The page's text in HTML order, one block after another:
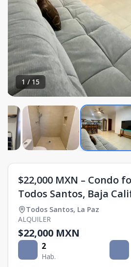
1/ 15
$22,000 MXN – Condo
Todos Santos, Baja
Todos Santos, La Paz
ALQUILER
$22,000 MXN
2
Hab.